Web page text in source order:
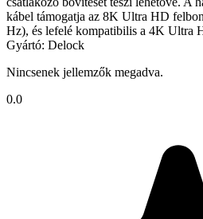
kábel támogatja az 8K Ultra HD
Hz), és lefelé kompatibilis a 4K Ultra
Gyártó: Delock
Nincsenek jellemzők megadva.
0.0